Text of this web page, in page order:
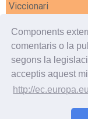
Components
comentaris o la
segons la
acceptis aquest
http://
Viccionari
<<avantguardisme